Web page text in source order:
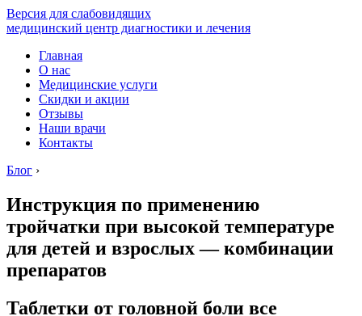
Версия для слабовидящих
медицинский центр диагностики и лечения
Главная
О нас
Медицинские услуги
Скидки и акции
Отзывы
Наши врачи
Контакты
Блог ›
Инструкция по применению
тройчатки при высокой температуре
для детей и взрослых — комбинации
препаратов
Таблетки от головной боли все